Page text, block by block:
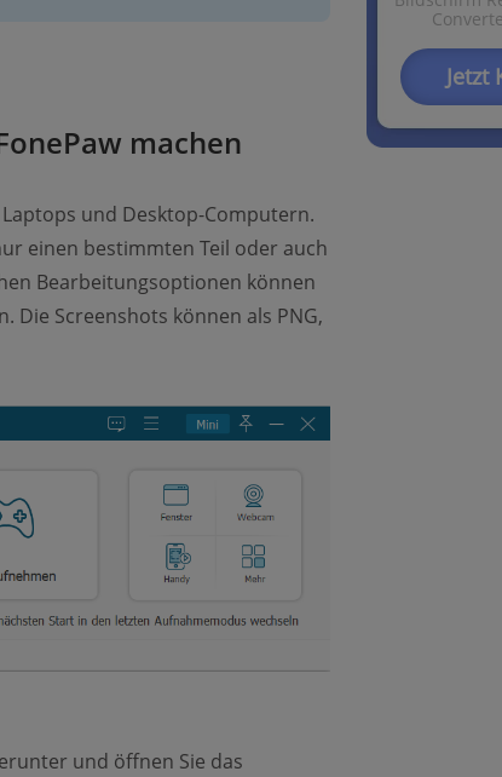
Jetzt
machen
und Desktop-Computern.
einen bestimmten Teil oder auch
Bearbeitungsoptionen können
Die Screenshots können als PNG,
und öffnen Sie das